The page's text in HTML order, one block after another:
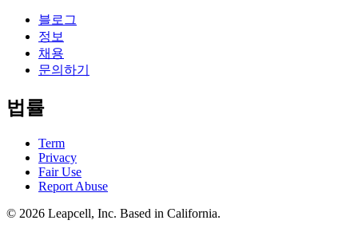
블로그
정보
채용
문의하기
법률
Term
Privacy
Fair Use
Report Abuse
© 2026 Leapcell, Inc. Based in California.